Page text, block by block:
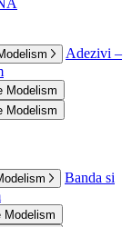
Adezivi –
Modelism
Modelism
Banda si
Modelism